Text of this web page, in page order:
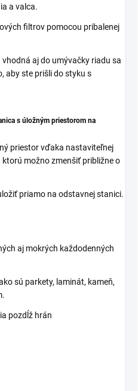
a valca.
filtrov pomocou pribalenej
aj do umývačky riadu sa
aby ste prišli do styku s
s úložným priestorom na
priestor vďaka nastaviteľnej
možno zmenšiť približne o
priamo na odstavnej stanici.
aj mokrých každodenných
sú parkety, laminát, kameň,
pozdĺž hrán